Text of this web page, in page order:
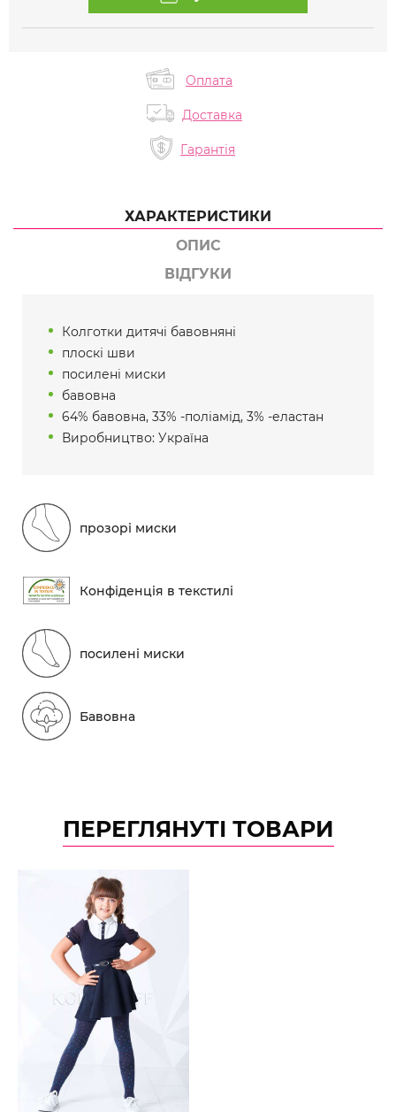
Оплата
Доставка
Гарантія
ХАРАКТЕРИСТИКИ
ОПИС
ВІДГУКИ
Колготки дитячі бавовняні
плоскі шви
посилені миски
бавовна
64% бавовна, 33% -поліамід, 3% -еластан
Виробництво: Україна
прозорі миски
Конфіденція в текстилі
посилені миски
Бавовна
ПЕРЕГЛЯНУТІ ТОВАРИ